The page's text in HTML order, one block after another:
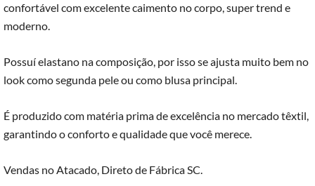
confortável com excelente caimento no corpo, super trend e
moderno.
Possuí elastano na composição, por isso se ajusta muito bem no
look como segunda pele ou como blusa principal.
É produzido com matéria prima de excelência no mercado têxtil,
garantindo o conforto e qualidade que você merece.
Vendas no Atacado, Direto de Fábrica SC.